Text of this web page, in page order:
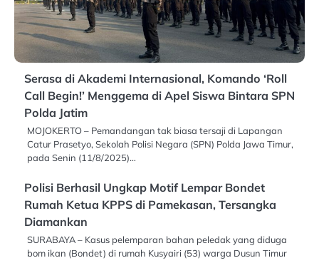
Serasa di Akademi Internasional, Komando ‘Roll
Call Begin!’ Menggema di Apel Siswa Bintara SPN
Polda Jatim
MOJOKERTO – Pemandangan tak biasa tersaji di Lapangan
Catur Prasetyo, Sekolah Polisi Negara (SPN) Polda Jawa Timur,
pada Senin (11/8/2025)…
Polisi Berhasil Ungkap Motif Lempar Bondet
Rumah Ketua KPPS di Pamekasan, Tersangka
Diamankan
SURABAYA – Kasus pelemparan bahan peledak yang diduga
bom ikan (Bondet) di rumah Kusyairi (53) warga Dusun Timur